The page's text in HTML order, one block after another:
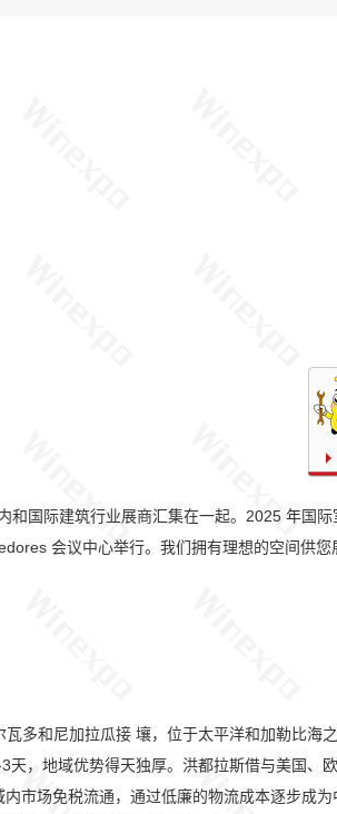
国际建筑行业展商汇集在一起。2025 年国际
会议中心举行。我们拥有理想的空间供您
多和尼加拉瓜接 壤，位于太平洋和加勒比海
，地域优势得天独厚。洪都拉斯借与美国、
市场免税流通，通过低廉的物流成本逐步成
